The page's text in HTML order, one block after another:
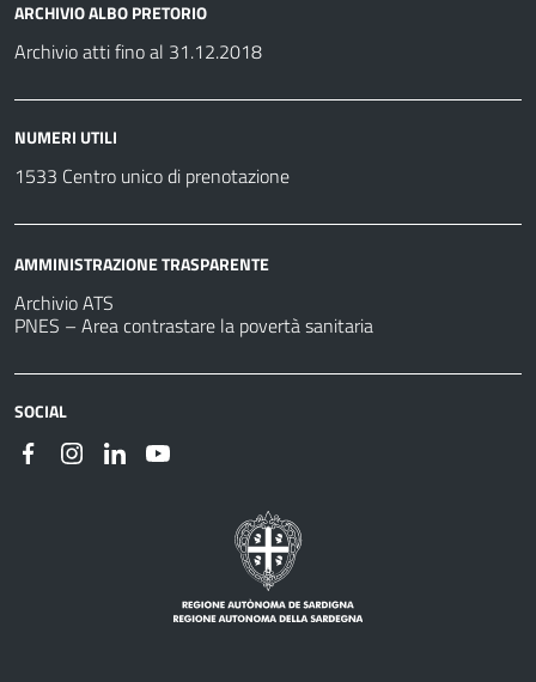
ARCHIVIO ALBO PRETORIO
Archivio atti fino al 31.12.2018
NUMERI UTILI
1533 Centro unico di prenotazione
AMMINISTRAZIONE TRASPARENTE
Archivio ATS
PNES – Area contrastare la povertà sanitaria
SOCIAL